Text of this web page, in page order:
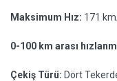
Maksimum Hız: 171
0-100 km arası
Çekiş Türü: Dört